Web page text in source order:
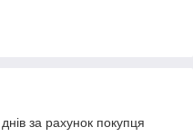
за рахунок покупця